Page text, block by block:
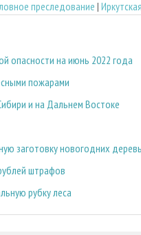
преследование |
опасности на июнь 2022 года
пожарами
и на Дальнем Востоке
заготовку новогодних
штрафов
рубку леса